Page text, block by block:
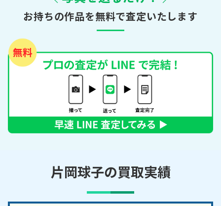
お持ちの作品を無料で査定いたします
片岡球子の買取実績